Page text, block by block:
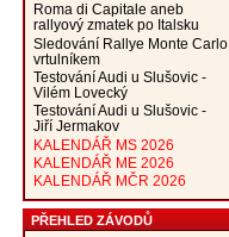
Roma di Capitale aneb
rallyový zmatek po Italsku
Sledování Rallye Monte Carlo
vrtulníkem
Testování Audi u Slušovic -
Vilém Lovecký
Testování Audi u Slušovic -
Jiří Jermakov
KALENDÁŘ MS 2026
KALENDÁŘ ME 2026
KALENDÁŘ MČR 2026
PŘEHLED ZÁVODŮ